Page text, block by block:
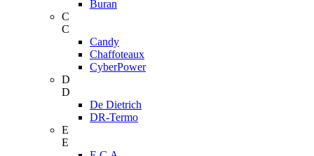
Buran
C
C
Candy
Chaffoteaux
CyberPower
D
D
De Dietrich
DR-Termo
E
E